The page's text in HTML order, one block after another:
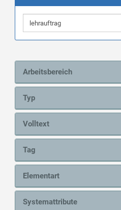
Arbeitsbereich
Typ
Volltext
Tag
Elementart
Systemattribute